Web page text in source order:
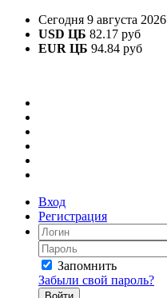
Сегодня 9 августа 2026
USD ЦБ 82.17 руб
EUR ЦБ 94.84 руб
Вход
Регистрация
Запомнить
Забыли свой пароль?